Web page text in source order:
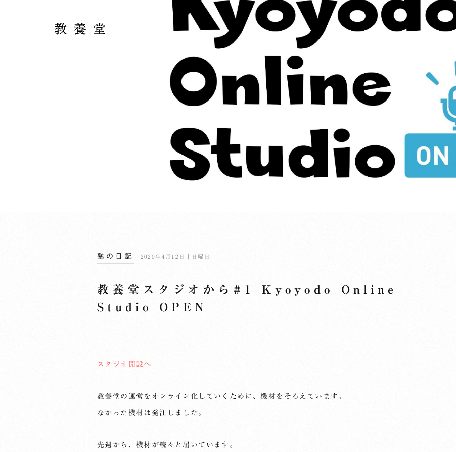
塾の日記 2020年4月12日｜日曜日
教養堂スタジオから#1 Kyoyodo Online
Studio OPEN
スタジオ開設へ
教養堂の運営をオンライン化していくために、機材をそろえています。
なかった機材は発注しました。
先週から、機材が続々と届いています。